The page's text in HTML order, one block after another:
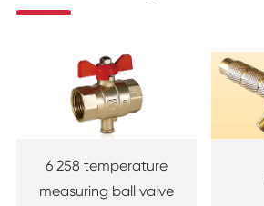
6 258 temperature
measuring ball valve